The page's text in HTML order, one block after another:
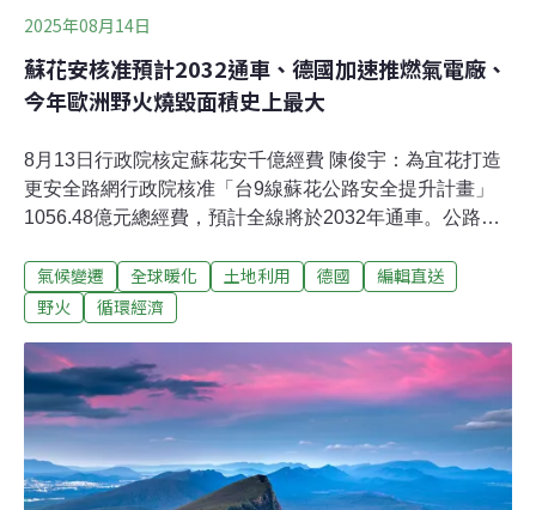
2025年08月14日
蘇花安核准預計2032通車、德國加速推燃氣電廠、
今年歐洲野火燒毀面積史上最大
8月13日行政院核定蘇花安千億經費 陳俊宇：為宜花打造
更安全路網行政院核准「台9線蘇花公路安全提升計畫」
1056.48億元總經費，預計全線將於2032年通車。公路局
至崇德段，將採長隧道迴避災損路段；受損最嚴重的和平
至和中段，會採大跨徑橋梁減少落墩，並依落石分析及
覆，確保安全 。（自由時報報導）楊柳侵台已1失蹤112傷
28萬餘戶曾停電、136座基地台待修復楊柳颱風襲台，中
央災害應變中心13日晚間舉行第七次工作會報，由副指揮
官、交通部次長陳彥伯主持。據統計，截至今晚8時，颱
風造成全國1人失蹤、112人受傷，全國曾停電28萬2969
戶、待修復6萬3816戶，預計14日深夜11時完全修復。
氣候變遷 全球暖化 土地利用 德國
編輯直送
野火
循環經濟